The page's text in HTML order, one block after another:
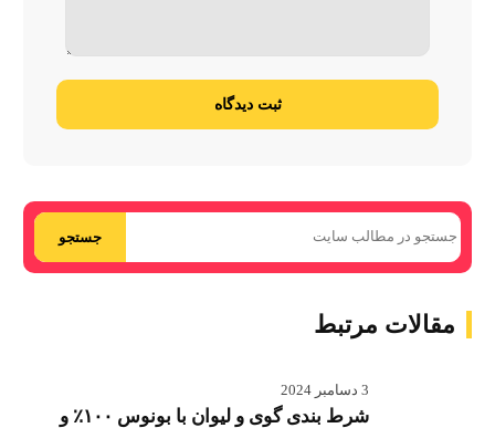
ثبت دیدگاه
جستجو
مقالات مرتبط
3 دسامبر 2024
شرط بندی گوی و لیوان با بونوس ۱۰۰٪ و